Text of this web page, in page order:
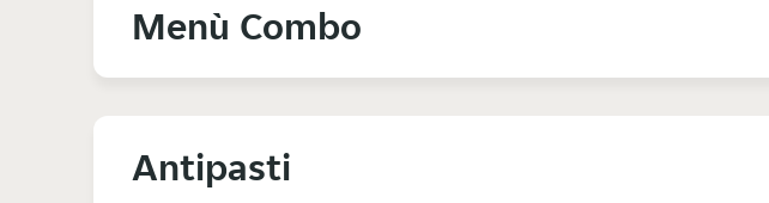
Menù Combo
Antipasti